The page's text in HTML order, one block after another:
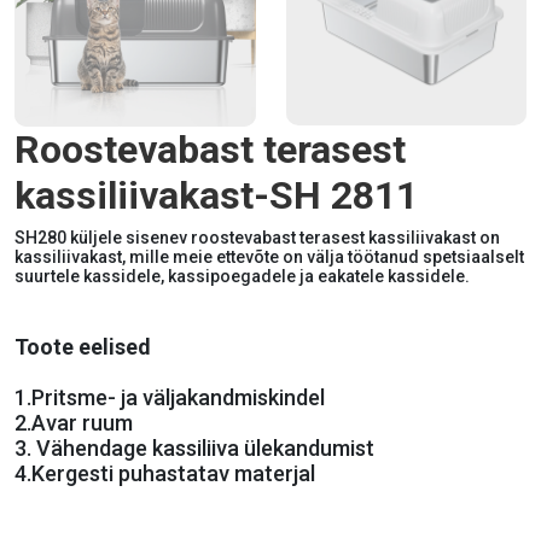
Roostevabast terasest
kassiliivakast-SH 2811
SH280 küljele sisenev roostevabast terasest kassiliivakast on
kassiliivakast, mille meie ettevõte on välja töötanud spetsiaalselt
suurtele kassidele, kassipoegadele ja eakatele kassidele.
Toote eelised
1.Pritsme- ja väljakandmiskindel
2.Avar ruum
3. Vähendage kassiliiva ülekandumist
4.Kergesti puhastatav materjal